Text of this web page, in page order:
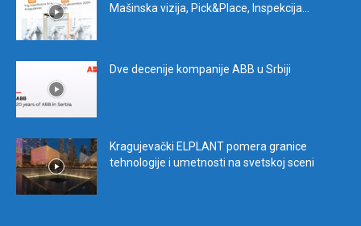
Mašinska vizija, Pick&Place, Inspekcija...
Dve decenije kompanije ABB u Srbiji
Kragujevački ELPLANT pomera granice
tehnologije i umetnosti na svetskoj sceni